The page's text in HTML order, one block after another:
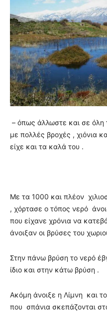
– όπως άλλωστε και σε όλη
με πολλές βροχές , χιόνια
είχε και τα καλά του .
Με τα 1000 και πλέον
, χόρτασε ο τόπος νερό
που είχανε χρόνια να
άνοιξαν οι βρύσες του
Στην πάνω βρύση το νερό
ίδιο και στην κάτω βρύση .
Ακόμη άνοιξε η Λίμνη και
που σπάνια σκεπάζονται